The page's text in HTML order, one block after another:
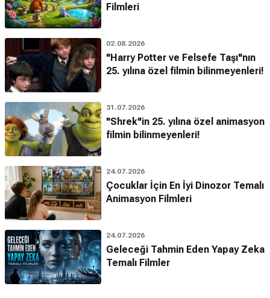
Filmleri
02.08.2026
"Harry Potter ve Felsefe Taşı"nın
25. yılına özel filmin bilinmeyenleri!
31.07.2026
"Shrek"in 25. yılına özel animasyon
filmin bilinmeyenleri!
24.07.2026
Çocuklar İçin En İyi Dinozor Temalı
Animasyon Filmleri
24.07.2026
Geleceği Tahmin Eden Yapay Zeka
Temalı Filmler